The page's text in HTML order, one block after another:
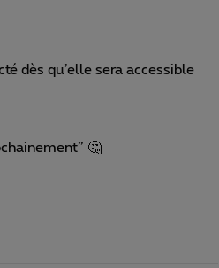
dès qu’elle sera accessible
🤔